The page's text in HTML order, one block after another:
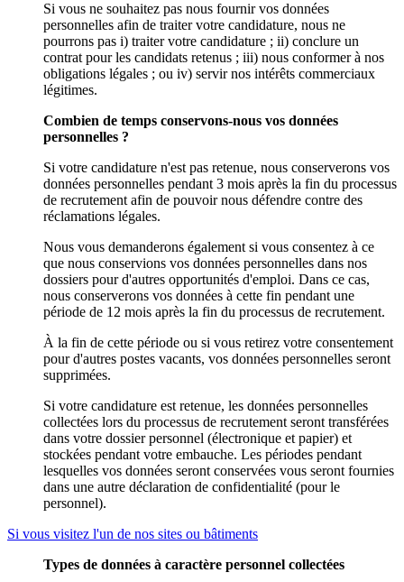
Si vous ne souhaitez pas nous fournir vos données
personnelles afin de traiter votre candidature, nous ne
pourrons pas i) traiter votre candidature ; ii) conclure un
contrat pour les candidats retenus ; iii) nous conformer à nos
obligations légales ; ou iv) servir nos intérêts commerciaux
légitimes.
Combien de temps conservons-nous vos données
personnelles ?
Si votre candidature n'est pas retenue, nous conserverons vos
données personnelles pendant 3 mois après la fin du processus
de recrutement afin de pouvoir nous défendre contre des
réclamations légales.
Nous vous demanderons également si vous consentez à ce
que nous conservions vos données personnelles dans nos
dossiers pour d'autres opportunités d'emploi. Dans ce cas,
nous conserverons vos données à cette fin pendant une
période de 12 mois après la fin du processus de recrutement.
À la fin de cette période ou si vous retirez votre consentement
pour d'autres postes vacants, vos données personnelles seront
supprimées.
Si votre candidature est retenue, les données personnelles
collectées lors du processus de recrutement seront transférées
dans votre dossier personnel (électronique et papier) et
stockées pendant votre embauche. Les périodes pendant
lesquelles vos données seront conservées vous seront fournies
dans une autre déclaration de confidentialité (pour le
personnel).
Si vous visitez l'un de nos sites ou bâtiments
Types de données à caractère personnel collectées